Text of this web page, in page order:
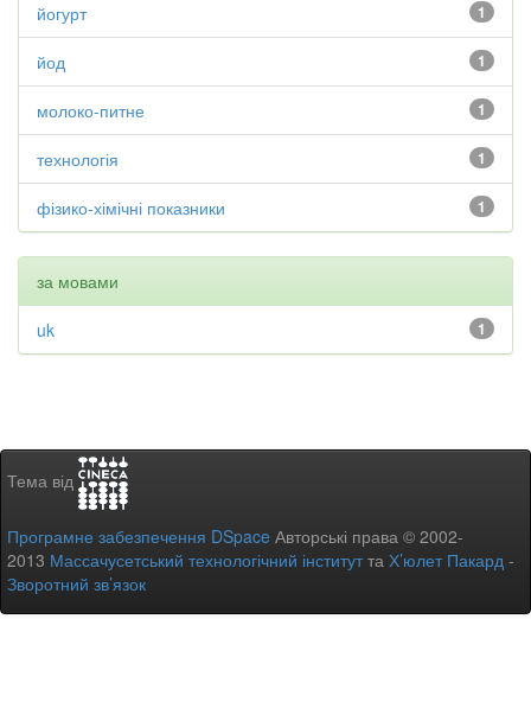
1
йогурт
1
йод
1
молоко-питне
1
технологія
1
фізико-хімічні показники
за мовами
1
uk
Тема від
Програмне забезпечення DSpace Авторські права © 2002-
2013 Массачусетський технологічний інститутта Х’юлет Пакард -
Зворотний зв’язок